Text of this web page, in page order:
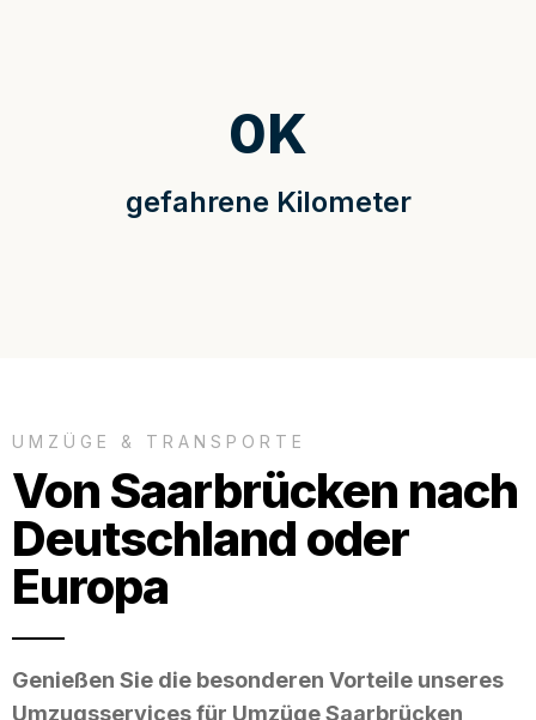
gefahrene Kilometer
0K
UMZÜGE & TRANSPORTE
Von Saarbrücken nach
Deutschland oder
Europa
Genießen Sie die besonderen Vorteile unseres
Umzugsservices für Umzüge Saarbrücken